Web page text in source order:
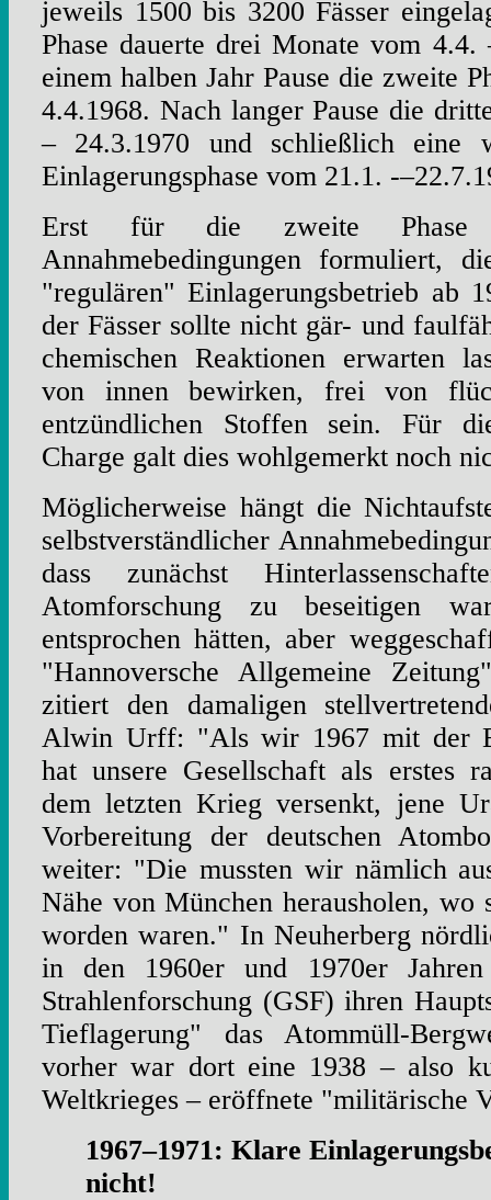
jeweils 1500 bis 3200 Fässer
Phase dauerte drei Monate vom 4.4.
einem halben Jahr Pause die zweite
4.4.1968. Nach langer Pause die
– 24.3.1970 und schließlich eine
Einlagerungsphase vom 21.1. -
Erst für die zweite Phase
Annahmebedingungen formuliert,
"regulären" Einlagerungsbetrieb ab
der Fässer sollte nicht gär- und
chemischen Reaktionen erwarten
von innen bewirken, frei von
entzündlichen Stoffen sein. Für
Charge galt dies wohlgemerkt noch
Möglicherweise hängt die
selbstverständlicher
dass zunächst
Atomforschung zu beseitigen
entsprochen hätten, aber
"Hannoversche Allgemeine
zitiert den damaligen
Alwin Urff: "Als wir 1967 mit der
hat unsere Gesellschaft als erstes
dem letzten Krieg versenkt, jene
Vorbereitung der deutschen
weiter: "Die mussten wir nämlich
Nähe von München herausholen, wo
worden waren." In Neuherberg
in den 1960er und 1970er
Strahlenforschung (GSF) ihren
Tieflagerung" das Atommüll-
vorher war dort eine 1938 – also
Weltkrieges – eröffnete "militärische
1967–1971: Klare
nicht!